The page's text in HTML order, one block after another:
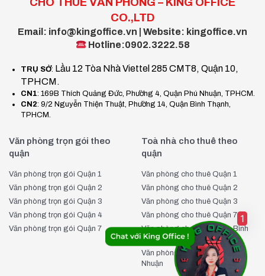
CHO THUÊ VĂN PHÒNG – KING OFFICE
CO.,LTD
Email: info@kingoffice.vn | Website: kingoffice.vn
Hotline:0902.3222.58
TRỤ SỞ: Lầu 12 Tòa Nhà Viettel 285 CMT8, Quận 10,
TPHCM.
CN1: 169B Thích Quảng Đức, Phường 4, Quận Phú Nhuận, TPHCM.
CN2: 9/2 Nguyễn Thiện Thuật, Phường 14, Quận Bình Thạnh,
TPHCM.
Văn phòng trọn gói theo
quận
Văn phòng trọn gói Quận 1
Văn phòng trọn gói Quận 2
Văn phòng trọn gói Quận 3
Văn phòng trọn gói Quận 4
Văn phòng trọn gói Quận 7
Toà nhà cho thuê theo
quận
Văn phòng cho thuê Quận 1
Văn phòng cho thuê Quận 2
Văn phòng cho thuê Quận 3
Văn phòng cho thuê Quận 7
Văn phòng cho thuê Quận Bình
Thạnh
Văn phòng cho thuê Quận Phú
Nhuận
1